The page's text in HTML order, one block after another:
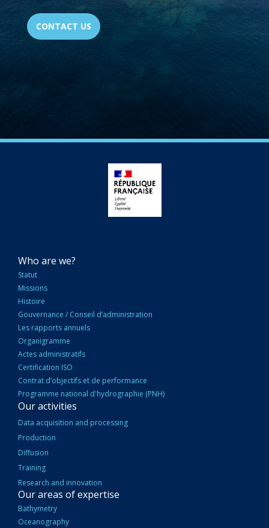
CONTACT US
NAVIGATION
PRINCIPALE
Who are we?
Statut
Missions
Histoire
Gouvernance / Conseil d’administration
Les rapports annuels
Organigramme
Actes administratifs
Certification ISO
Contrat d’objectifs et de performance
Programme national d'hydrographie (PNH)
Our activities
Data acquisition and processing
Production
Diffusion
Training
Research and innovation
Our areas of expertise
Bathymetry
Oceanography